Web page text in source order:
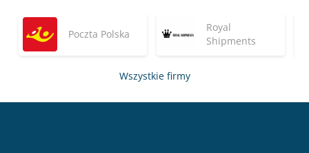
Poczta Polska
Royal
Shipments
Wszystkie firmy